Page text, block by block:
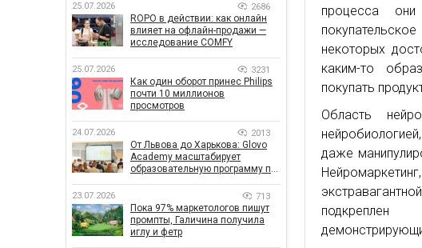
процесса
некоторых
каким-то
покупать
Область
даже
подкреплен
25.07.2026 2686
ROPO в действии: как онлайн
влияет на офлайн-продажи —
исследование COMFY
25.07.2026 3231
Как один оборот принес Philips
почти 10 миллионов
просмотров
24.07.2026 2013
От Львова до Харькова: Glovo
Academy масштабирует
образовательную программу по
23.07.2026 713
Пока 97% маркетологов пишут
промпты, Галичина получила
иглу и фетр